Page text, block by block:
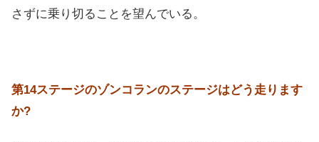
さずに乗り切ることを望んでいる。
第14ステージのゾンコランのステージはどう走ります
か?